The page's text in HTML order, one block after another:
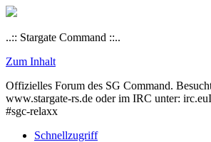
..:: Stargate Command ::..
Zum Inhalt
Offizielles Forum des SG Command.
www.stargate-rs.de oder im IRC unter:
#sgc-relaxx
Schnellzugriff